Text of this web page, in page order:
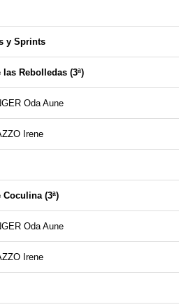
y Sprints
Rebolledas (3ª)
Oda Aune
Irene
(3ª)
Oda Aune
Irene